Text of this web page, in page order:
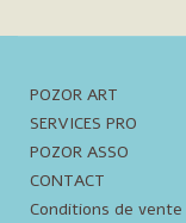
POZOR ART
SERVICES PRO
POZOR ASSO
CONTACT
Conditions de vente